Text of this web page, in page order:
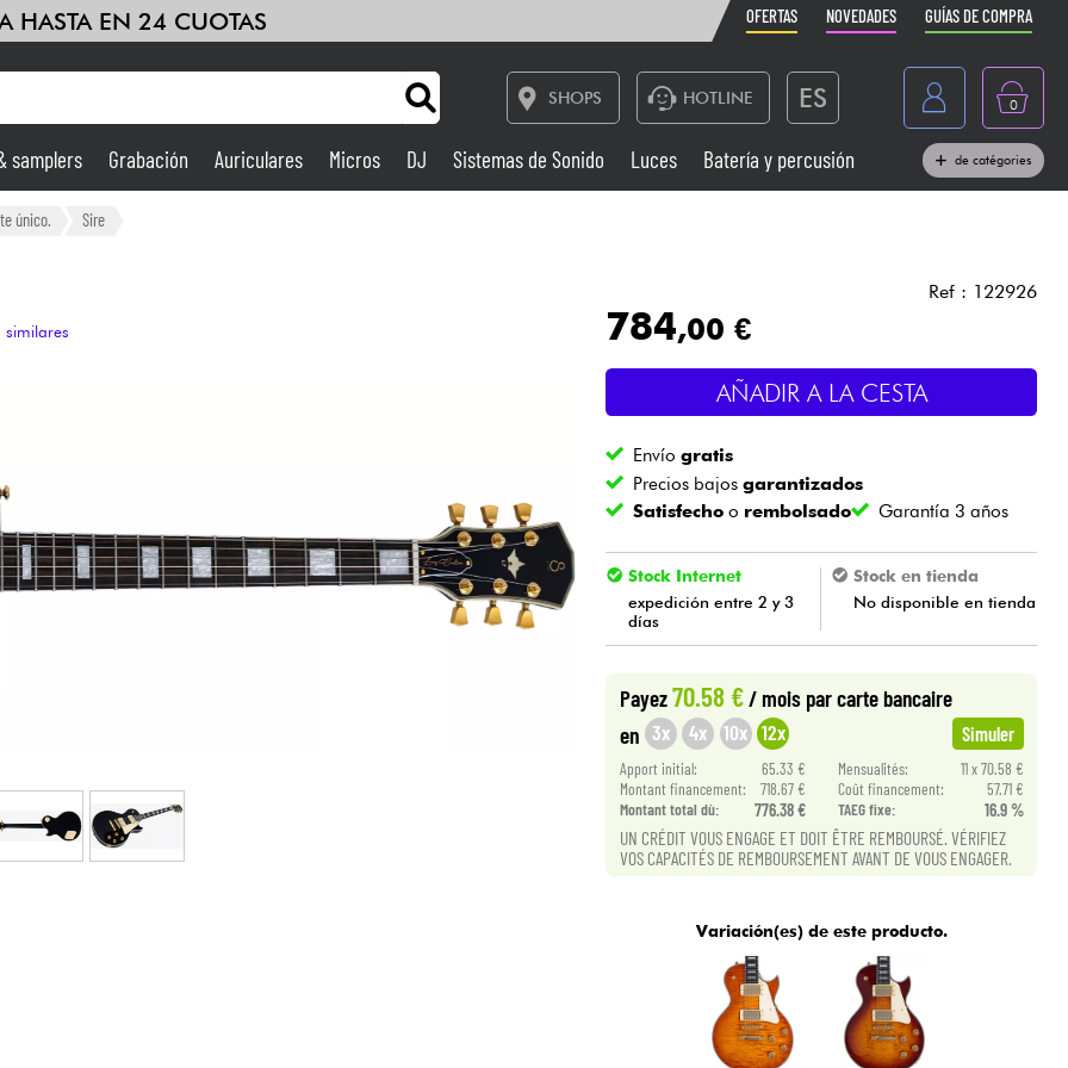
HASTA EN 24 CUOTAS OFERTAS NOVEDADES GUÍAS DE COMPRA
SHOPS HOTLINE ES
France
Belgique
Nederland
0
Ampli & Efectos
Sistemas de Sonido
Vientos
Cables & Acces.
Bundle
Ver nuestras marcas
samplers Grabación Auriculares Micros DJ Sistemas de Sonido Luces Batería y percusión de catégories
único. Sire
similares
Ref : 122926
784,00 €
AÑADIR A LA CESTA
Envíogratis
Precios bajosgarantizados
Satisfecho o rembolsado Garantía 3 años
Stock Internet
expedición entre 2 y 3
días
Stock en tienda
No disponible en tienda
Payez70.58 €/ mois par carte bancaire
en 3x 4x 10x 12x Simuler
Apport initial: 65.33 € Mensualités:
11 x 70.58 €
Montant financement:
718.67 € Coût financement:
57.71 €
Montant total dù:
776.38 € TAEG fixe: 16.9 %
UN CRÉDIT VOUS ENGAGE ET DOIT ÊTRE REMBOURSÉ. VÉRIFIEZ
VOS CAPACITÉS DE REMBOURSEMENT AVANT DE VOUS ENGAGER.
Variación(es) de este producto.